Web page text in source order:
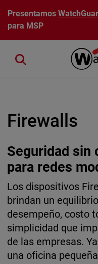
Pasar al contenido
Presentamos
para MSP
Close search
Firewalls
Seguridad sin
para redes
Los dispositivos
brindan un
desempeño, costo
simplicidad que
de las empresas.
una oficina